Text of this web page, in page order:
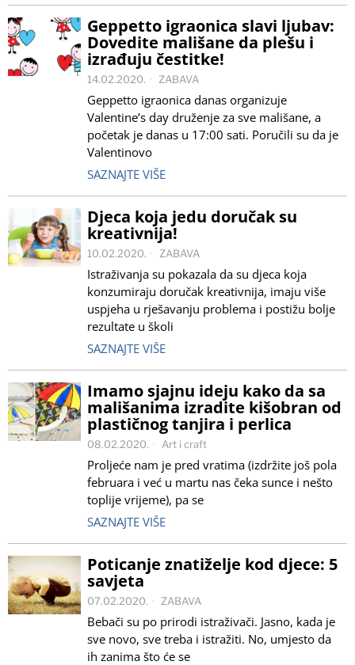
Geppetto igraonica slavi ljubav:
Dovedite mališane da plešu i
izrađuju čestitke!
14.02.2020. ZABAVA
Geppetto igraonica danas organizuje
Valentine’s day druženje za sve mališane, a
početak je danas u 17:00 sati. Poručili su da je
Valentinovo
SAZNAJTE VIŠE
Djeca koja jedu doručak su
kreativnija!
10.02.2020. ZABAVA
Istraživanja su pokazala da su djeca koja
konzumiraju doručak kreativnija, imaju više
uspjeha u rješavanju problema i postižu bolje
rezultate u školi
SAZNAJTE VIŠE
Imamo sjajnu ideju kako da sa
mališanima izradite kišobran od
plastičnog tanjira i perlica
08.02.2020. Art i craft
Proljeće nam je pred vratima (izdržite još pola
februara i već u martu nas čeka sunce i nešto
toplije vrijeme), pa se
SAZNAJTE VIŠE
Poticanje znatiželje kod djece: 5
savjeta
07.02.2020. ZABAVA
Bebači su po prirodi istraživači. Jasno, kada je
sve novo, sve treba i istražiti. No, umjesto da
ih zanima što će se